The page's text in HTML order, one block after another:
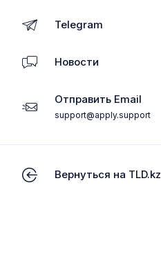
Telegram
Новости
Отправить Email
support@apply.support
Вернуться на TLD.kz